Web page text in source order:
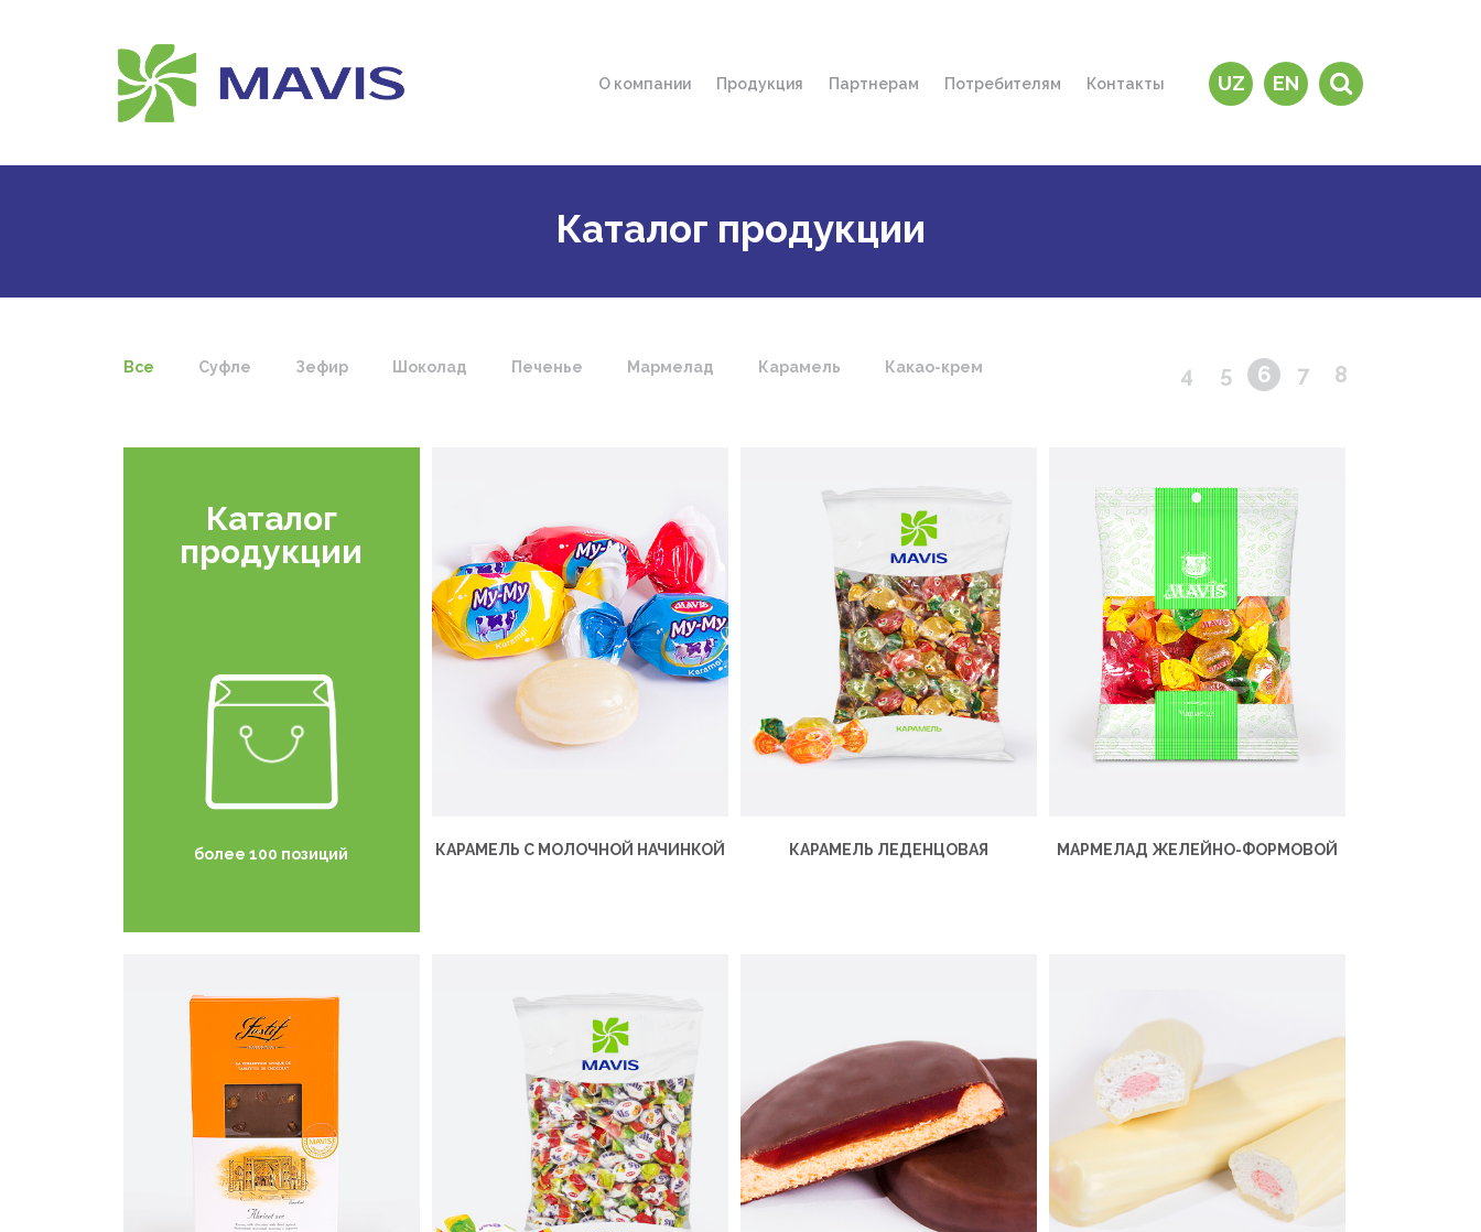
UZ EN
О компании Продукция Партнерам Потребителям Контакты
Каталог продукции
Все Суфле Зефир Шоколад Печенье Мармелад Карамель Какао-крем 4 5 6 7 8
Каталог
продукции
более 100 позиций КАРАМЕЛЬ С МОЛОЧНОЙ НАЧИНКОЙ КАРАМЕЛЬ ЛЕДЕНЦОВАЯ МАРМЕЛАД ЖЕЛЕЙНО-ФОРМОВОЙ